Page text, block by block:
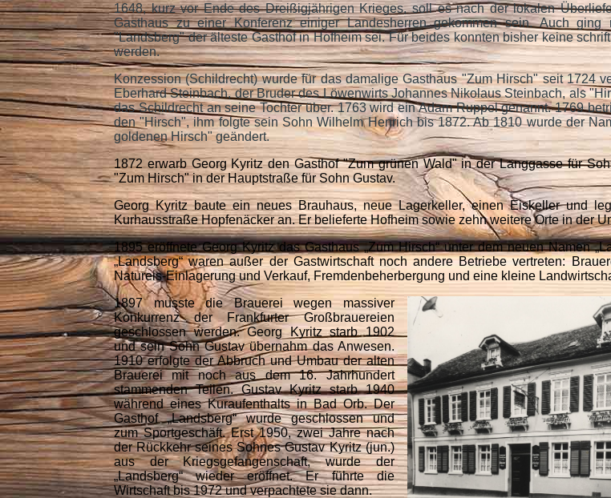
1648, kurz vor Ende des Dreißigjährigen Krieges, soll es nach der lokalen
Gasthaus zu einer Konferenz einiger Landesherren gekommen sein. Auch
"Landsberg" der älteste Gasthof in Hofheim sei. Für beides konnten bisher keine
werden.
Konzession (Schildrecht) wurde für das damalige Gasthaus "Zum Hirsch" seit 1724
Eberhard Steinbach, der Bruder des Löwenwirts Johannes Nikolaus Steinbach, als
das Schildrecht an seine Tochter über. 1763 wird ein Adam Ruppel genannt. 1769
den "Hirsch", ihm folgte sein Sohn Wilhelm Henrich bis 1872. Ab 1810 wurde der
goldenen Hirsch" geändert.
1872 erwarb Georg Kyritz den Gasthof "Zum grünen Wald" in der Langgasse für
"Zum Hirsch" in der Hauptstraße für Sohn Gustav.
Georg Kyritz baute ein neues Brauhaus, neue Lagerkeller, einen Eiskeller und
Kurhausstraße Hopfenäcker an. Er belieferte Hofheim sowie zehn weitere Orte in der
1895 eröffnete Georg Kyritz das Gasthaus „Zum Hirsch“ unter dem neuen Namen
„Landsberg“ waren außer der Gastwirtschaft noch andere Betriebe vertreten:
Natureis-Einlagerung und Verkauf, Fremdenbeherbergung und eine kleine
1897 musste die Brauerei wegen massiver
Konkurrenz der Frankfurter Großbrauereien
geschlossen werden. Georg Kyritz starb 1902
und sein Sohn Gustav übernahm das Anwesen.
1910 erfolgte der Abbruch und Umbau der alten
Brauerei mit noch aus dem 16. Jahrhundert
stammenden Teilen. Gustav Kyritz starb 1940
während eines Kuraufenthalts in Bad Orb. Der
Gasthof „Landsberg“ wurde geschlossen und
zum Sportgeschäft. Erst 1950, zwei Jahre nach
der Rückkehr seines Sohnes Gustav Kyritz (jun.)
aus der Kriegsgefangenschaft, wurde der
„Landsberg“ wieder eröffnet. Er
führte die
Wirtschaft bis 1972 und verpachtete sie dann.